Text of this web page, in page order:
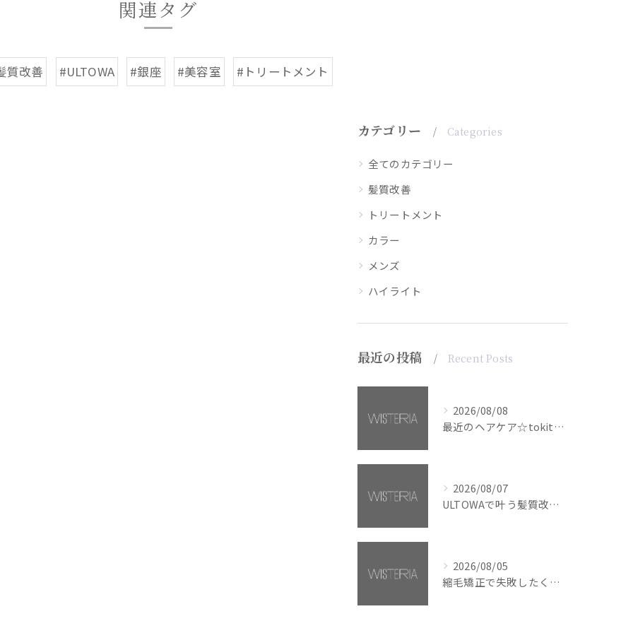
関連タグ
質改善 #ULTOWA #銀座 #美容室 #トリートメント
カテゴリー Categories
全てのカテゴリー
髪質改善
トリートメント
カラー
メンズ
ハイライト
最近の投稿 Recent Posts
2026/08/08
最近のヘアケア☆tokita【銀座・美容室WISTERIA】
2026/08/07
ULTOWAで叶う髪質改善美髪カラー【銀座・美容室WISTERIA】
2026/08/05
縮毛矯正で失敗したくない方へ【銀座・美容室WISTERIA】